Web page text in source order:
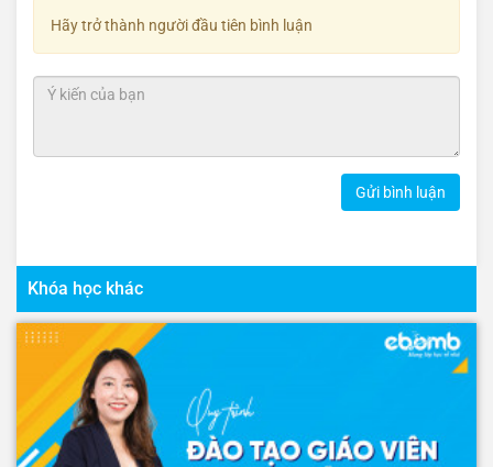
Hãy trở thành người đầu tiên bình luận
Gửi bình luận
Khóa học khác